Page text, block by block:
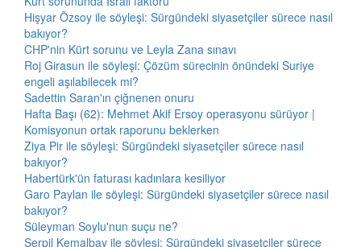
Hişyar Özsoy ile söyleşi: Sürgündeki siyasetçiler sürece nasıl
bakıyor?
CHP'nin Kürt sorunu ve Leyla Zana sınavı
Roj Girasun ile söyleşi: Çözüm sürecinin önündeki Suriye
engeli aşılabilecek mi?
Sadettin Saran'ın çiğnenen onuru
Hafta Başı (62): Mehmet Akif Ersoy operasyonu sürüyor |
Komisyonun ortak raporunu beklerken
Ziya Pir ile söyleşi: Sürgündeki siyasetçiler sürece nasıl
bakıyor?
Habertürk'ün faturası kadınlara kesiliyor
Garo Paylan ile söyleşi: Sürgündeki siyasetçiler sürece nasıl
bakıyor?
Süleyman Soylu'nun suçu ne?
Serpil Kemalbay ile söyleşi: Sürgündeki siyasetçiler sürece